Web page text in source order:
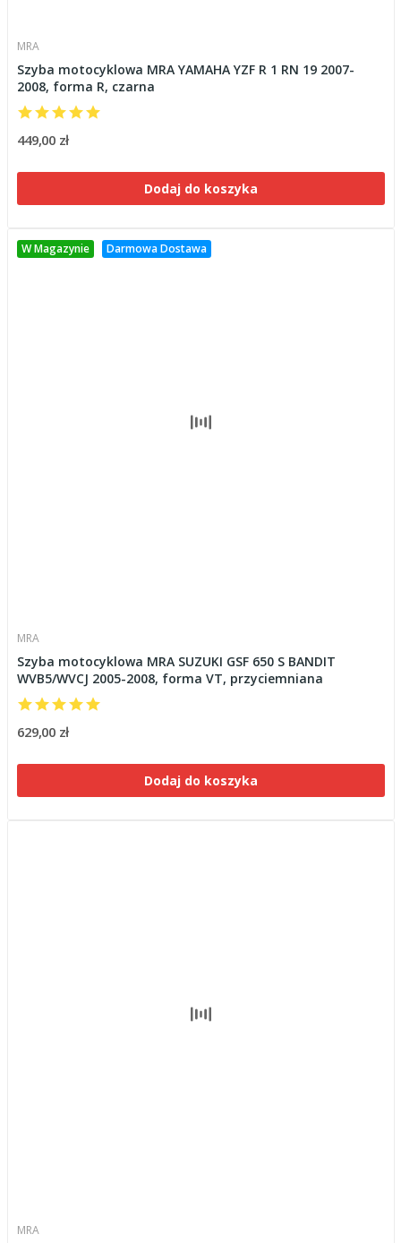
MRA
Szyba motocyklowa MRA YAMAHA YZF R 1 RN 19 2007-
2008, forma R, czarna
449,00 zł
Dodaj do koszyka
W Magazynie Darmowa Dostawa
MRA
Szyba motocyklowa MRA SUZUKI GSF 650 S BANDIT
WVB5/WVCJ 2005-2008, forma VT, przyciemniana
629,00 zł
Dodaj do koszyka
MRA